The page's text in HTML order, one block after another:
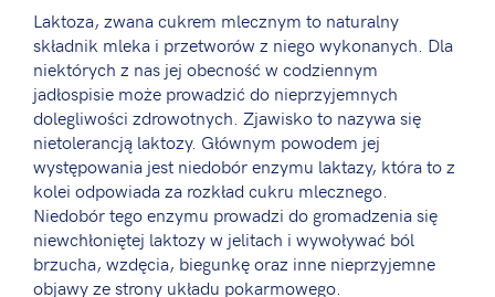
Laktoza, zwana cukrem mlecznym to naturalny
składnik mleka i przetworów z niego wykonanych. Dla
niektórych z nas jej obecność w codziennym
jadłospisie może prowadzić do nieprzyjemnych
dolegliwości zdrowotnych. Zjawisko to nazywa się
nietolerancją laktozy. Głównym powodem jej
występowania jest niedobór enzymu laktazy, która to z
kolei odpowiada za rozkład cukru mlecznego.
Niedobór tego enzymu prowadzi do gromadzenia się
niewchłoniętej laktozy w jelitach i wywoływać ból
brzucha, wzdęcia, biegunkę oraz inne nieprzyjemne
objawy ze strony układu pokarmowego.